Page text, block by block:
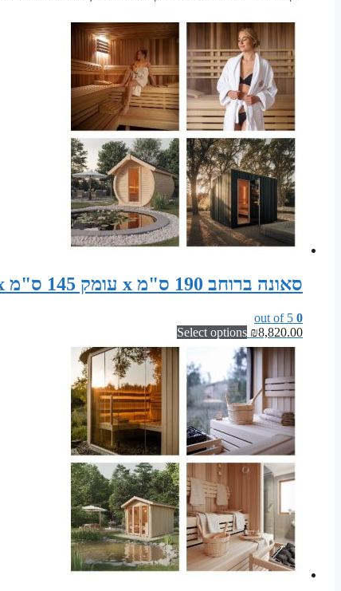
סאונה ברוחב 190 ס"מ x עומק 145 ס"מ x גובה 200 ס"מ סט חלקים לבניית סאונה יבשה קלאסית
0
₪8,820.00
Select options